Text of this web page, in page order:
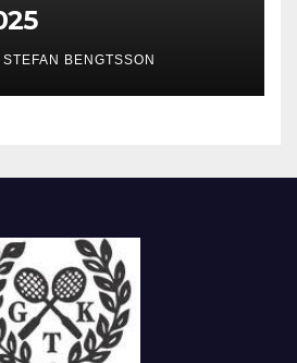
STEFAN BENGTSSON